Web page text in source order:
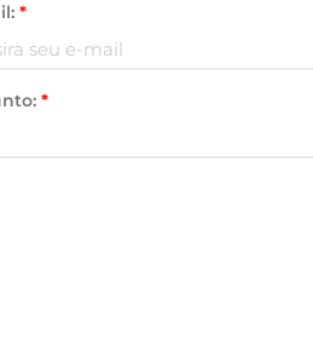
*
*